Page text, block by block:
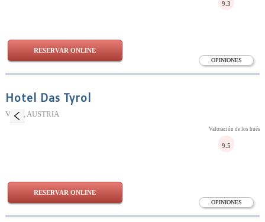
OPINIONES
9.3
RESERVAR ONLINE
Hotel Das Tyrol
Viena, AUSTRIA
OPINIONES
Valoración de los
9.5
RESERVAR ONLINE